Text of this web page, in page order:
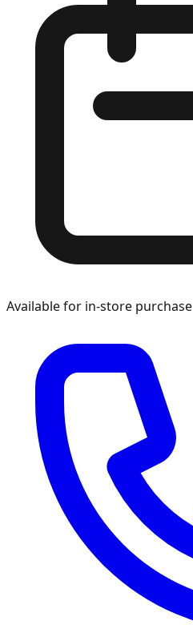
Available for in-store purchase